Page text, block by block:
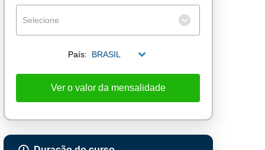
Selecione
País: BRASIL
Ver o valor da mensalidade